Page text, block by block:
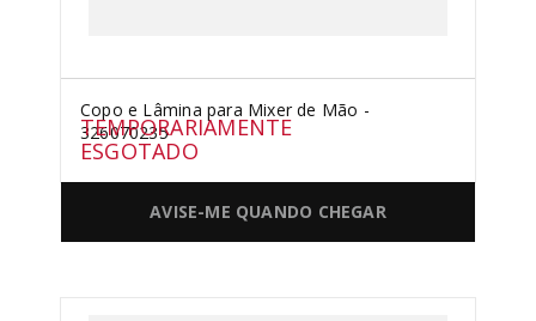
Copo e Lâmina para Mixer de Mão -
326070235
TEMPORARIAMENTE
ESGOTADO
AVISE-ME QUANDO CHEGAR